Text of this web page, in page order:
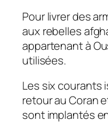
Pour livrer des
aux rebelles
appartenant à
utilisées.
Les six courants
retour au Coran
sont implantés